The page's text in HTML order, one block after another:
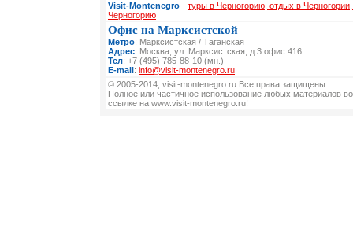
Visit-Montenegro - туры в Черногорию, отдых в
Черногорию
Офис на Марксистской
Метро: Марксистская / Таганская
Адрес: Москва, ул. Марксистская, д 3 офис 416
Тел: +7 (495) 785-88-10 (мн.)
E-mail: info@visit-montenegro.ru
© 2005-2014, visit-montenegro.ru Все права защищены.
Полное или частичное использование любых материалов
ссылке на www.visit-montenegro.ru!